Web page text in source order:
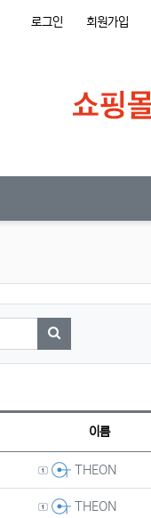
로그인 회원가입
검색하기
이름
등록자THEON
등록자THEON